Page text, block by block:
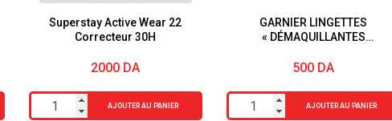
Superstay Active Wear 22
Correcteur 30H
2000 DA
quantité
AJOUTER AU PANIER
GARNIER LINGETTES
« DÉMAQUILLANTES
« PUREACTIVE » « 2EN1 »
500 DA
quantité
AJOUTER AU PANIER